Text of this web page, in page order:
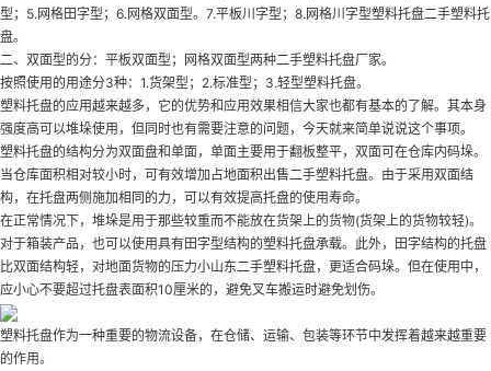
型；5.网格田字型；6.网格双面型。7.平板川字型；8.网格川字型塑料托盘二手塑料托
盘。
二、双面型的分：平板双面型；网格双面型两种二手塑料托盘厂家。
按照使用的用途分3种：1.货架型；2.标准型；3.轻型塑料托盘。
塑料托盘的应用越来越多，它的优势和应用效果相信大家也都有基本的了解。其本身
强度高可以堆垛使用，但同时也有需要注意的问题，今天就来简单说说这个事项。
塑料托盘的结构分为双面盘和单面，单面主要用于翻板整平，双面可在仓库内码垛。
当仓库面积相对较小时，可有效增加占地面积出售二手塑料托盘。由于采用双面结
构，在托盘两侧施加相同的力，可以有效提高托盘的使用寿命。
在正常情况下，堆垛是用于那些较重而不能放在货架上的货物(货架上的货物较轻)。
对于箱装产品，也可以使用具有田字型结构的塑料托盘承载。此外，田字结构的托盘
比双面结构轻，对地面货物的压力小山东二手塑料托盘，更适合码垛。但在使用中，
应小心不要超过托盘表面积10厘米的，避免叉车搬运时避免划伤。
塑料托盘作为一种重要的物流设备，在仓储、运输、包装等环节中发挥着越来越重要
的作用。